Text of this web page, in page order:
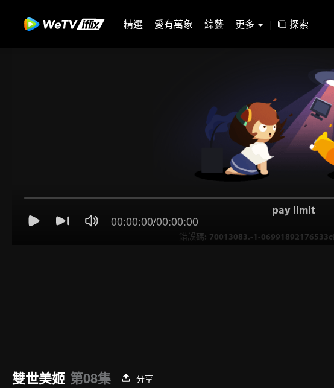
精選 愛有萬象 綜藝 更多 | 探索
pay limit
錯誤碼: 70013083.-1-
00:00:00/00:00:00
雙世美姬 第08集
分享